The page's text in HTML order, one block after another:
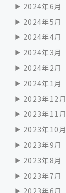
2024年6月
2024年5月
2024年4月
2024年3月
2024年2月
2024年1月
2023年12月
2023年11月
2023年10月
2023年9月
2023年8月
2023年7月